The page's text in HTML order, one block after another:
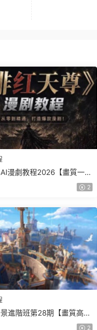
漫劇教程2026【畫質一般
2
進階班第28期【畫質高清
2